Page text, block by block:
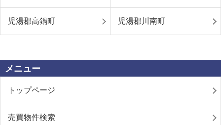
児湯郡高鍋町 児湯郡川南町
メニュー
トップページ
売買物件検索